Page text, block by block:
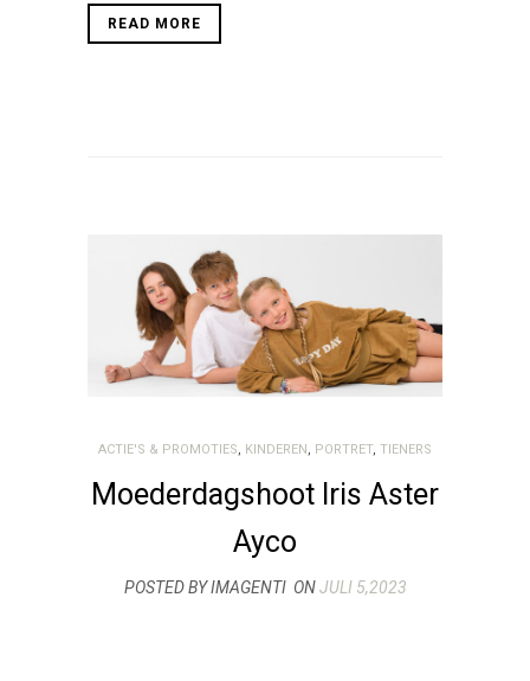
READ MORE
ACTIE'S & PROMOTIES, KINDEREN , PORTRET, TIENERS
Moederdagshoot Iris Aster
Ayco
POSTED BY IMAGENTI ONJULI 5,2023